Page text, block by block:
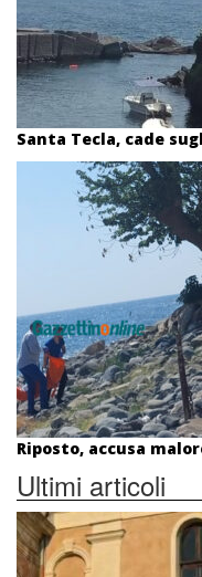
Santa Tecla, cade
Riposto, accusa
Ultimi articoli